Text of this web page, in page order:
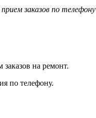
заказов по телефону
на ремонт.
по телефону.